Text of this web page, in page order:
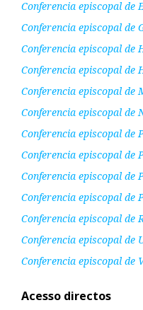
Conferencia episcopal de
Conferencia episcopal de
Conferencia episcopal de
Conferencia episcopal de
Conferencia episcopal de
Conferencia episcopal de
Conferencia episcopal de
Conferencia episcopal de
Conferencia episcopal de
Conferencia episcopal de
Conferencia episcopal de
Conferencia episcopal de
Conferencia episcopal de
Acesso directos